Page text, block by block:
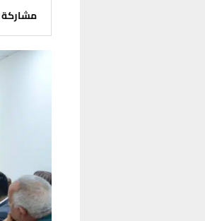
مشاركة